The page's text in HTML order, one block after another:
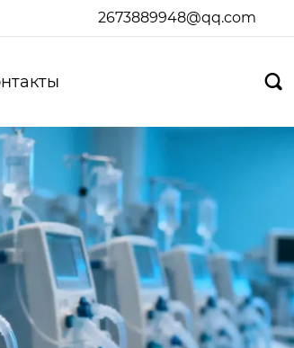
2673889948@qq.com
